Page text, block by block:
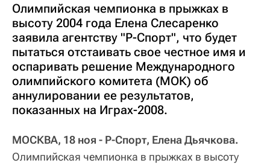
Олимпийская чемпионка в прыжках в
высоту 2004 года Елена Слесаренко
заявила агентству "Р-Спорт", что будет
пытаться отстаивать свое честное имя и
оспаривать решение Международного
олимпийского комитета (МОК) об
аннулировании ее результатов,
показанных на Играх-2008.
МОСКВА, 18 ноя - Р-Спорт, Елена Дьячкова.
Олимпийская чемпионка в прыжках в высоту